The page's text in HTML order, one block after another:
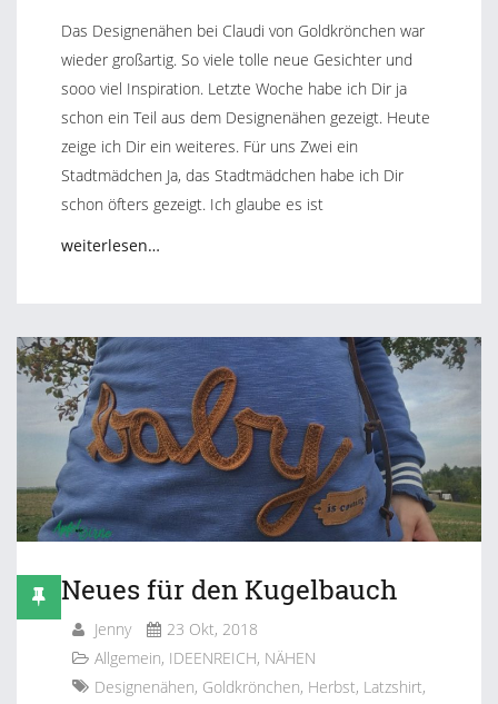
Das Designenähen bei Claudi von Goldkrönchen war
wieder großartig. So viele tolle neue Gesichter und
sooo viel Inspiration. Letzte Woche habe ich Dir ja
schon ein Teil aus dem Designenähen gezeigt. Heute
zeige ich Dir ein weiteres. Für uns Zwei ein
Stadtmädchen Ja, das Stadtmädchen habe ich Dir
schon öfters gezeigt. Ich glaube es ist
weiterlesen…
Neues für den Kugelbauch
Jenny
23 Okt, 2018
Allgemein, IDEENREICH, NÄHEN
Designenähen, Goldkrönchen, Herbst, Latzshirt,